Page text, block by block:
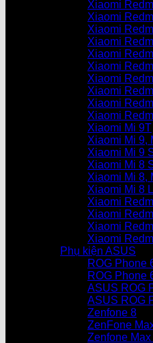
Xiaomi
Xiaomi
Xiaomi
Xiaomi
Xiaomi
Xiaomi
Xiaomi
Xiaomi
Xiaomi
Xiaomi
Xiaomi Mi 9T
Xiaomi Mi 9,
Xiaomi Mi 9
Xiaomi Mi 8
Xiaomi Mi 8,
Xiaomi Mi 8
Xiaomi
Xiaomi
Xiaomi
Xiaomi
Phụ kiện ASUS
ROG Phone
ROG Phone
ASUS ROG
ASUS ROG
Zenfone 8
ZenFone
Zenfone